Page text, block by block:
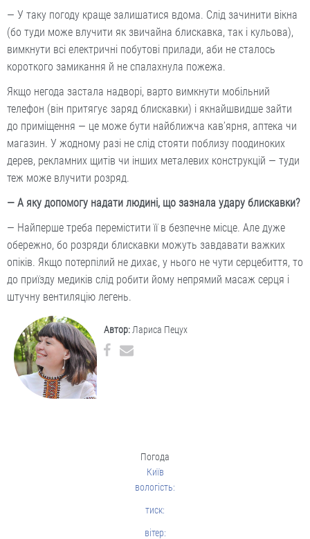
— У таку погоду краще залишатися вдома. Слід зачинити вікна
(бо туди може влучити як звичайна блискавка, так і кульова),
вимкнути всі електричні побутові прилади, аби не сталось
короткого замикання й не спалахнула пожежа.
Якщо негода застала надворі, варто вимкнути мобільний
телефон (він притягує заряд блискавки) і якнайшвидше зайти
до приміщення — це може бути найближча кав’ярня, аптека чи
магазин. У жодному разі не слід стояти поблизу поодиноких
дерев, рекламних щитів чи інших металевих конструкцій — туди
теж може влучити розряд.
— А яку допомогу надати людині, що зазнала удару блискавки?
— Найперше треба перемістити її в безпечне місце. Але дуже
обережно, бо розряди блискавки можуть завдавати важких
опіків. Якщо потерпілий не дихає, у нього не чути серцебиття, то
до приїзду медиків слід робити йому непрямий масаж серця і
штучну вентиляцію легень.
Автор: Лариса Пецух
Погода
Київ
вологість:
тиск:
вітер: